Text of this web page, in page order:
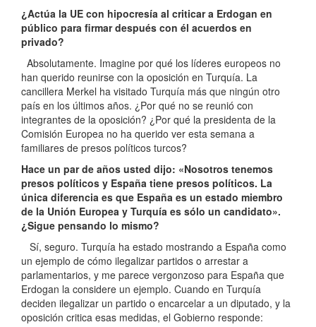
¿Actúa la UE con hipocresía al criticar a Erdogan en
público para firmar después con él acuerdos en
privado?
Absolutamente. Imagine por qué los líderes europeos no
han querido reunirse con la oposición en Turquía. La
cancillera Merkel ha visitado Turquía más que ningún otro
país en los últimos años. ¿Por qué no se reunió con
integrantes de la oposición? ¿Por qué la presidenta de la
Comisión Europea no ha querido ver esta semana a
familiares de presos políticos turcos?
Hace un par de años usted dijo: «Nosotros tenemos
presos políticos y España tiene presos políticos. La
única diferencia es que España es un estado miembro
de la Unión Europea y Turquía es sólo un candidato».
¿Sigue pensando lo mismo?
Sí, seguro. Turquía ha estado mostrando a España como
un ejemplo de cómo ilegalizar partidos o arrestar a
parlamentarios, y me parece vergonzoso para España que
Erdogan la considere un ejemplo. Cuando en Turquía
deciden ilegalizar un partido o encarcelar a un diputado, y la
oposición critica esas medidas, el Gobierno responde: